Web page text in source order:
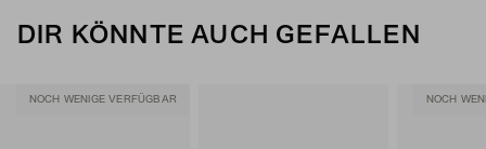
DIR KÖNNTE AUCH GEFALLEN
NOCH WENIGE VERFÜGBAR NOCH